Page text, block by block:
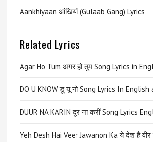
Aankhiyaan आंखियां (Gulaab Gang) Lyrics
Related Lyrics
Agar Ho Tum अगर हो तुम Song Lyrics in
DO U KNOW डू यू नो Song Lyrics In English
DUUR NA KARIN दूर ना करीं Song Lyrics
Yeh Desh Hai Veer Jawanon Ka ये देश है वीर